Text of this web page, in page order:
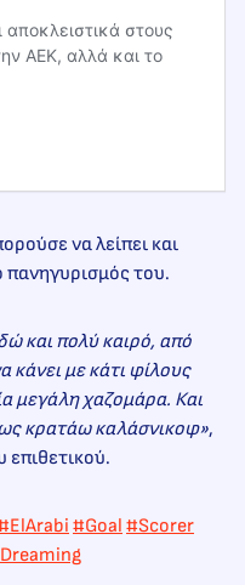
αποκλειστικά στους
ΑΕΚ, αλλά και το
να λείπει και
του.
και πολύ καιρό, από
κάνει με κάτι φίλους
μεγάλη χαζομάρα. Και
κρατάω καλάσνικοφ»,
#Goal #Scorer